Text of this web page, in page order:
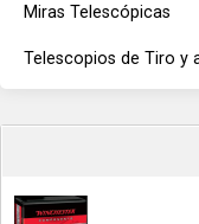
Miras Telescópicas
Telescopios de Tiro y